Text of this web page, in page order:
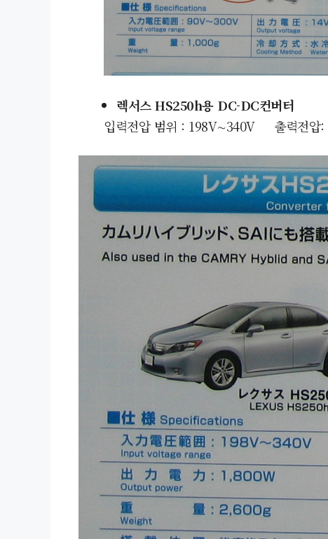
렉서스 HS250h용 DC-DC컨버터
입력전압 범위 : 198V∼340V 출력전압: